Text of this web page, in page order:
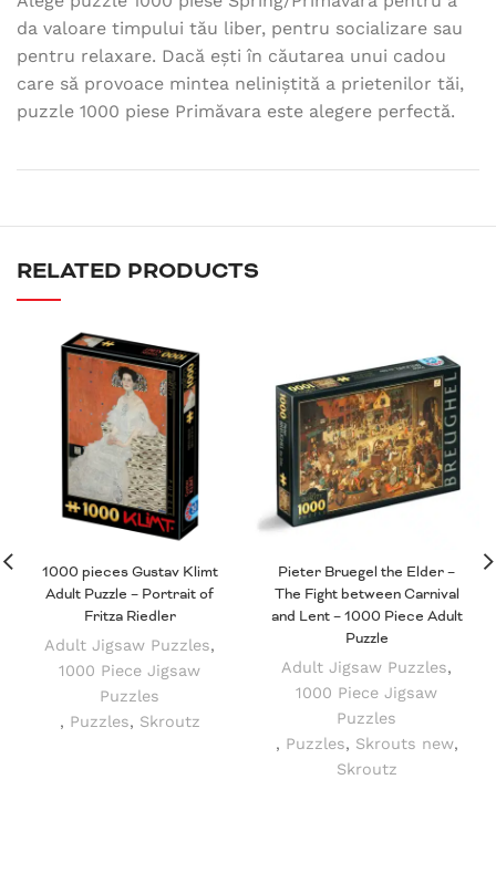
da valoare timpului tău liber, pentru socializare sau
pentru relaxare. Dacă ești în căutarea unui cadou
care să provoace mintea neliniștită a prietenilor tăi,
puzzle 1000 piese Primăvara este alegere perfectă.
RELATED PRODUCTS
1000 pieces Gustav Klimt
Adult Puzzle – Portrait of
Fritza Riedler
Adult Jigsaw Puzzles,
1000 Piece Jigsaw
Puzzles
, Puzzles, Skroutz
Pieter Bruegel the Elder –
The Fight between Carnival
and Lent – 1000 Piece Adult
Puzzle
Adult Jigsaw Puzzles,
1000 Piece Jigsaw
Puzzles
, Puzzles, Skrouts new,
Skroutz